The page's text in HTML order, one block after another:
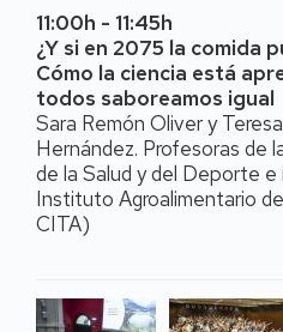
11:00h - 11:45h
¿Y si en 2075 la comida
Cómo la ciencia está
todos saboreamos igual
Sara Remón Oliver y
Hernández. Profesoras de
de la Salud y del Deporte
Instituto Agroalimentario
CITA)